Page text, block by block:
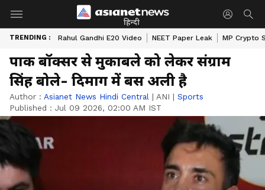
हिन्दी
TRENDING : Rahul Gandhi E20 Video NEET Paper Leak MP Crypto
पाक बॉक्सर से मुकाबले को लेकर संग्राम
सिंह बोले- दिमाग में बस अली है
Author : Asianet News Hindi Central | ANI | Sports
Published : Jul 09 2026, 02:00 AM IST